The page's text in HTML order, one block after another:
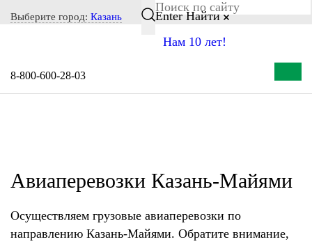
Notice: Undefined index: CITY_SELECT in
/home/s/storas/storas.ru/public_html/wp-content/themes/tsl-
Выберите город: Казань Enter Найти
Нам 10 лет!
8-800-600-28-03
Авиаперевозки Казань-Майями
Осуществляем грузовые авиаперевозки по
направлению Казань-Майями. Обратите внимание,